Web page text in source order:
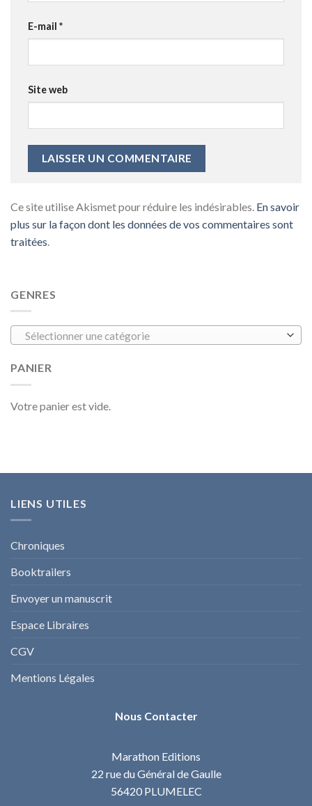
E-mail *
Site web
Ce site utilise Akismet pour réduire les indésirables. En savoir
plus sur la façon dont les données de vos commentaires sont
traitées
GENRES
Sélectionner une catégorie
PANIER
Votre panier est vide.
LIENS UTILES
Chroniques
Booktrailers
Envoyer un manuscrit
Espace Libraires
CGV
Mentions Légales
Nous Contacter
Marathon Editions
22 rue du Général de Gaulle
56420 PLUMELEC